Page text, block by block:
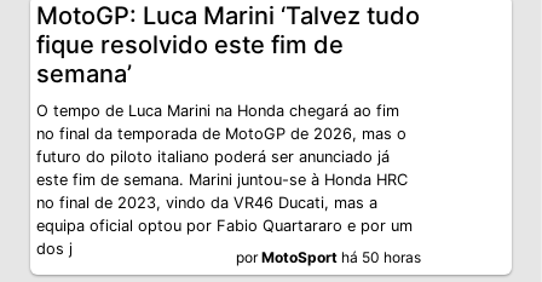
MotoGP: Luca Marini ‘Talvez tudo
fique resolvido este fim de
semana’
O tempo de Luca Marini na Honda chegará ao fim
no final da temporada de MotoGP de 2026, mas o
futuro do piloto italiano poderá ser anunciado já
este fim de semana. Marini juntou-se à Honda HRC
no final de 2023, vindo da VR46 Ducati, mas a
equipa oficial optou por Fabio Quartararo e por um
dos j
porMotoSport há 50 horas